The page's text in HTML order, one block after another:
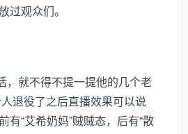
过观众们。
，就不得不提一提他的几个老
退役了之后直播效果可以说
有“艾希奶妈”贼贼态，后有“散